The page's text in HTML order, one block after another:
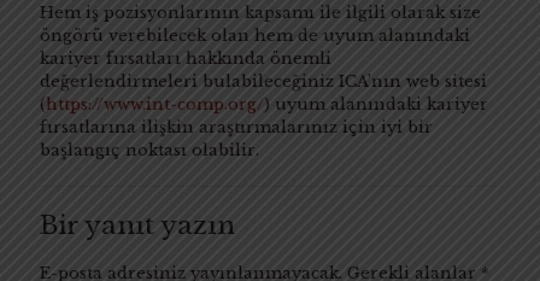
Hem iş pozisyonlarının kapsamı ile ilgili olarak size
öngörü verebilecek olan hem de uyum alanındaki
kariyer fırsatları hakkında önemli
değerlendirmeleri bulabileceğiniz ICA’nın web sitesi
(https://www.int-comp.org/) uyum alanındaki kariyer
fırsatlarına ilişkin araştırmalarınız için iyi bir
başlangıç noktası olabilir.
Bir yanıt yazın
E-posta adresiniz yayınlanmayacak. Gerekli alanlar *